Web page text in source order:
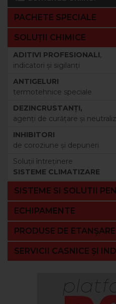
PACHETE SPECIALE
SOLUȚII CHIMICE
ADITIVI PROFESIONALI,
indicatori şi sigilanţi
ANTIGELURI
termotehnice speciale
DEZINCRUSTANŢI,
agenţi de curăţare şi
INHIBITORI
de coroziune şi depuneri
Soluţii întreţinere
SISTEME CLIMATIZARE
SISTEME SI SOLUTII
ECHIPAMENTE
PRODUSE DE ETANȘARE
SERVICII CASNICE ȘI